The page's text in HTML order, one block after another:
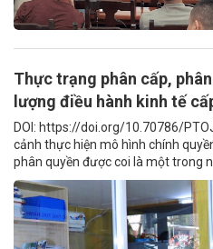
Thực trạng phân cấp,
lượng điều hành kinh tế
DOI: https://doi.org/10.70786/
cảnh thực hiện mô hình chính
phân quyền được coi là một trong